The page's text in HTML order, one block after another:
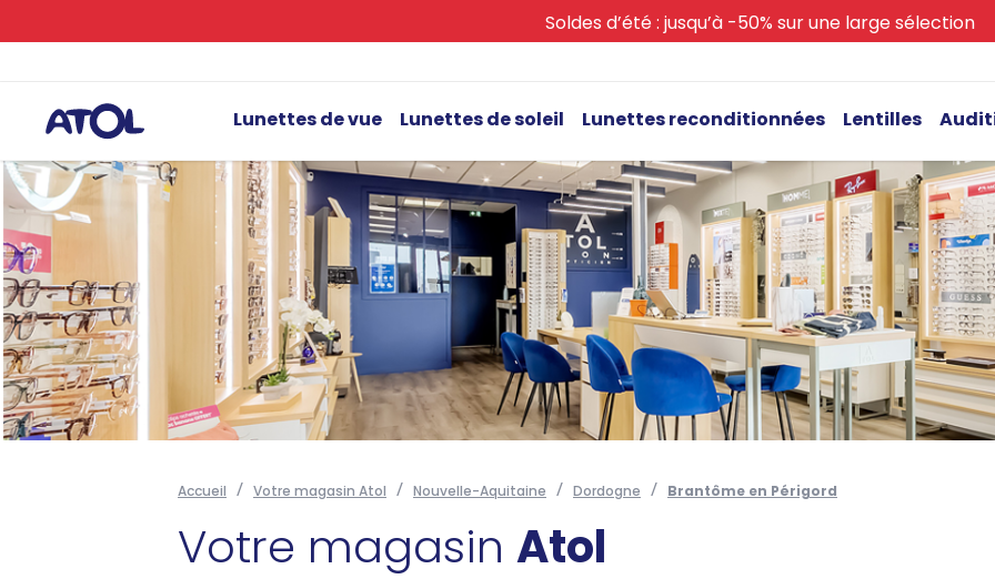
Soldes d’été : jusqu’à -50% sur une large sélection
Lunettes de vue Lunettes de soleil Lunettes reconditionnées Lentilles
Accueil Votre magasin Atol Nouvelle-Aquitaine Dordogne Brantôme en Périgord
Votre magasin Atol